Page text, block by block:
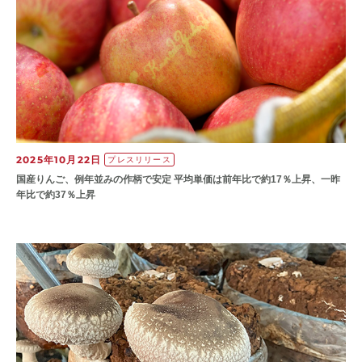
2025年10月22日 プレスリリース
国産りんご、例年並みの作柄で安定 平均単価は前年比で約17％上昇、一昨
年比で約37％上昇